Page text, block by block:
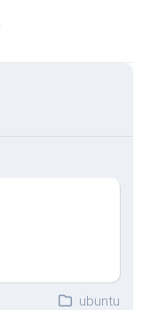
ubuntu